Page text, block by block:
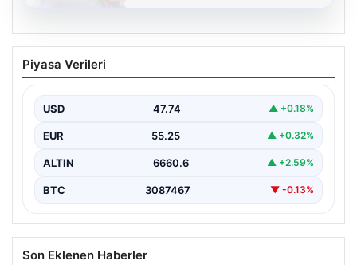
Kelebek chat adresi İle Sanal İletişimin
Güvenli Adresi Ve Muhabbet Deneyimi
sağlaması büyük bir hassasiyet taşımaktadır. Güncel
olarak…
Piyasa Verileri
USD 47.74 ▲ +0.18%
EUR 55.25 ▲ +0.32%
ALTIN 6660.6 ▲ +2.59%
BTC 3087467 ▼ -0.13%
Son Eklenen Haberler